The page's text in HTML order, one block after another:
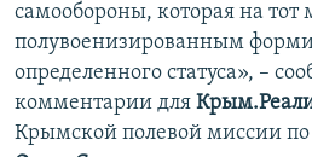
самообороны, которая на тот
полувоенизированным
определенного статуса», –
комментарии для
Крымской полевой миссии по